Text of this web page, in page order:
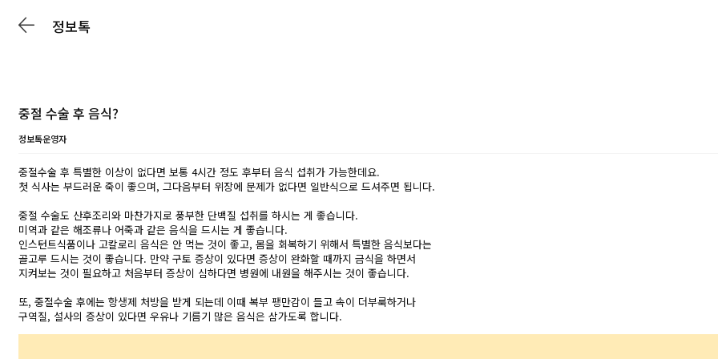
정보톡
중절 수술 후 음식?
정보톡운영자
중절수술 후 특별한 이상이 없다면 보통 4시간 정도 후부터 음식 섭취가 가능한데요.
첫 식사는 부드러운 죽이 좋으며, 그다음부터 위장에 문제가 없다면 일반식으로 드셔주면 됩니다.
중절 수술도 산후조리와 마찬가지로 풍부한 단백질 섭취를 하시는 게 좋습니다.
미역과 같은 해조류나 어죽과 같은 음식을 드시는 게 좋습니다.
인스턴트식품이나 고칼로리 음식은 안 먹는 것이 좋고, 몸을 회복하기 위해서 특별한 음식보다는
골고루 드시는 것이 좋습니다. 만약 구토 증상이 있다면 증상이 완화할 때까지 금식을 하면서
지켜보는 것이 필요하고 처음부터 증상이 심하다면 병원에 내원을 해주시는 것이 좋습니다.
또, 중절수술 후에는 항생제 처방을 받게 되는데 이때 복부 팽만감이 들고 속이 더부룩하거나
구역질, 설사의 증상이 있다면 우유나 기름기 많은 음식은 삼가도록 합니다.